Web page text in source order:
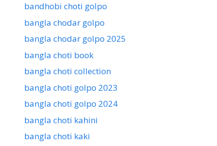
bandhobi choti golpo
bangla chodar golpo
bangla chodar golpo 2025
bangla choti book
bangla choti collection
bangla choti golpo 2023
bangla choti golpo 2024
bangla choti kahini
bangla choti kaki